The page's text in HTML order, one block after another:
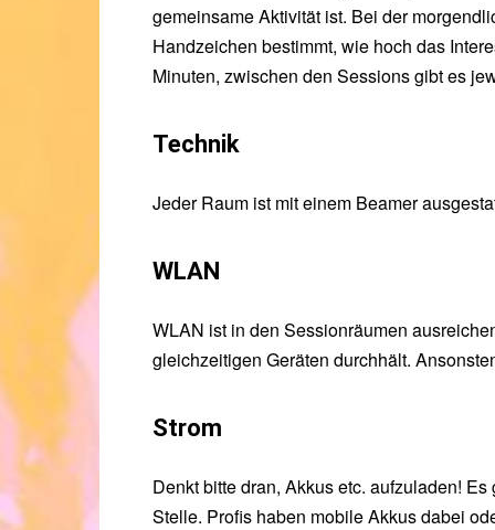
gemeinsame Aktivität ist. Bei der
Handzeichen bestimmt, wie hoch das
Minuten, zwischen den Sessions gibt es
Technik
Jeder Raum ist mit einem Beamer
WLAN
WLAN ist in den Sessionräumen
gleichzeitigen Geräten durchhält.
Strom
Denkt bitte dran, Akkus etc. aufzuladen!
Stelle. Profis haben mobile Akkus dabei